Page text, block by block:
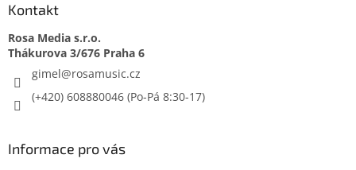
Kontakt
Rosa Media s.r.o.
gimel@rosamusic.cz
(+420) 608880046
Informace pro vás